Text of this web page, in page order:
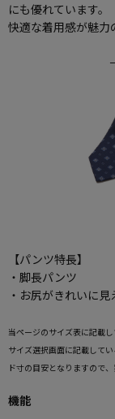
にも優れています。
快適な着用感が魅力
【パンツ特長】
・脚長パンツ
・お尻がきれいに
当ページのサイズ表に記載
サイズ選択画面に記載して
ド寸の目安となりますので
機能